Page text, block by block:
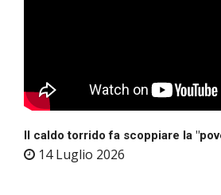
Il caldo torrido fa scoppiare la
14 Luglio 2026